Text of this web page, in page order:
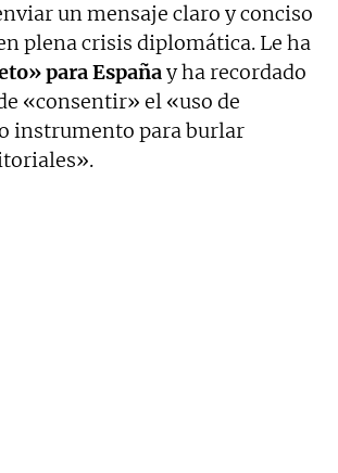
un mensaje claro y conciso
plena crisis diplomática. Le ha
para Españay ha recordado
«consentir» el «uso de
instrumento para burlar